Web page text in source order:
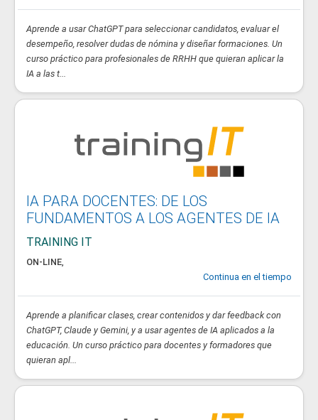
Aprende a usar ChatGPT para seleccionar candidatos, evaluar el
desempeño, resolver dudas de nómina y diseñar formaciones. Un
curso práctico para profesionales de RRHH que quieran aplicar la
IA a las t...
IA PARA DOCENTES: DE LOS
FUNDAMENTOS A LOS AGENTES DE IA
TRAINING IT
ON-LINE,
Continua en el tiempo
Aprende a planificar clases, crear contenidos y dar feedback con
ChatGPT, Claude y Gemini, y a usar agentes de IA aplicados a la
educación. Un curso práctico para docentes y formadores que
quieran apl...